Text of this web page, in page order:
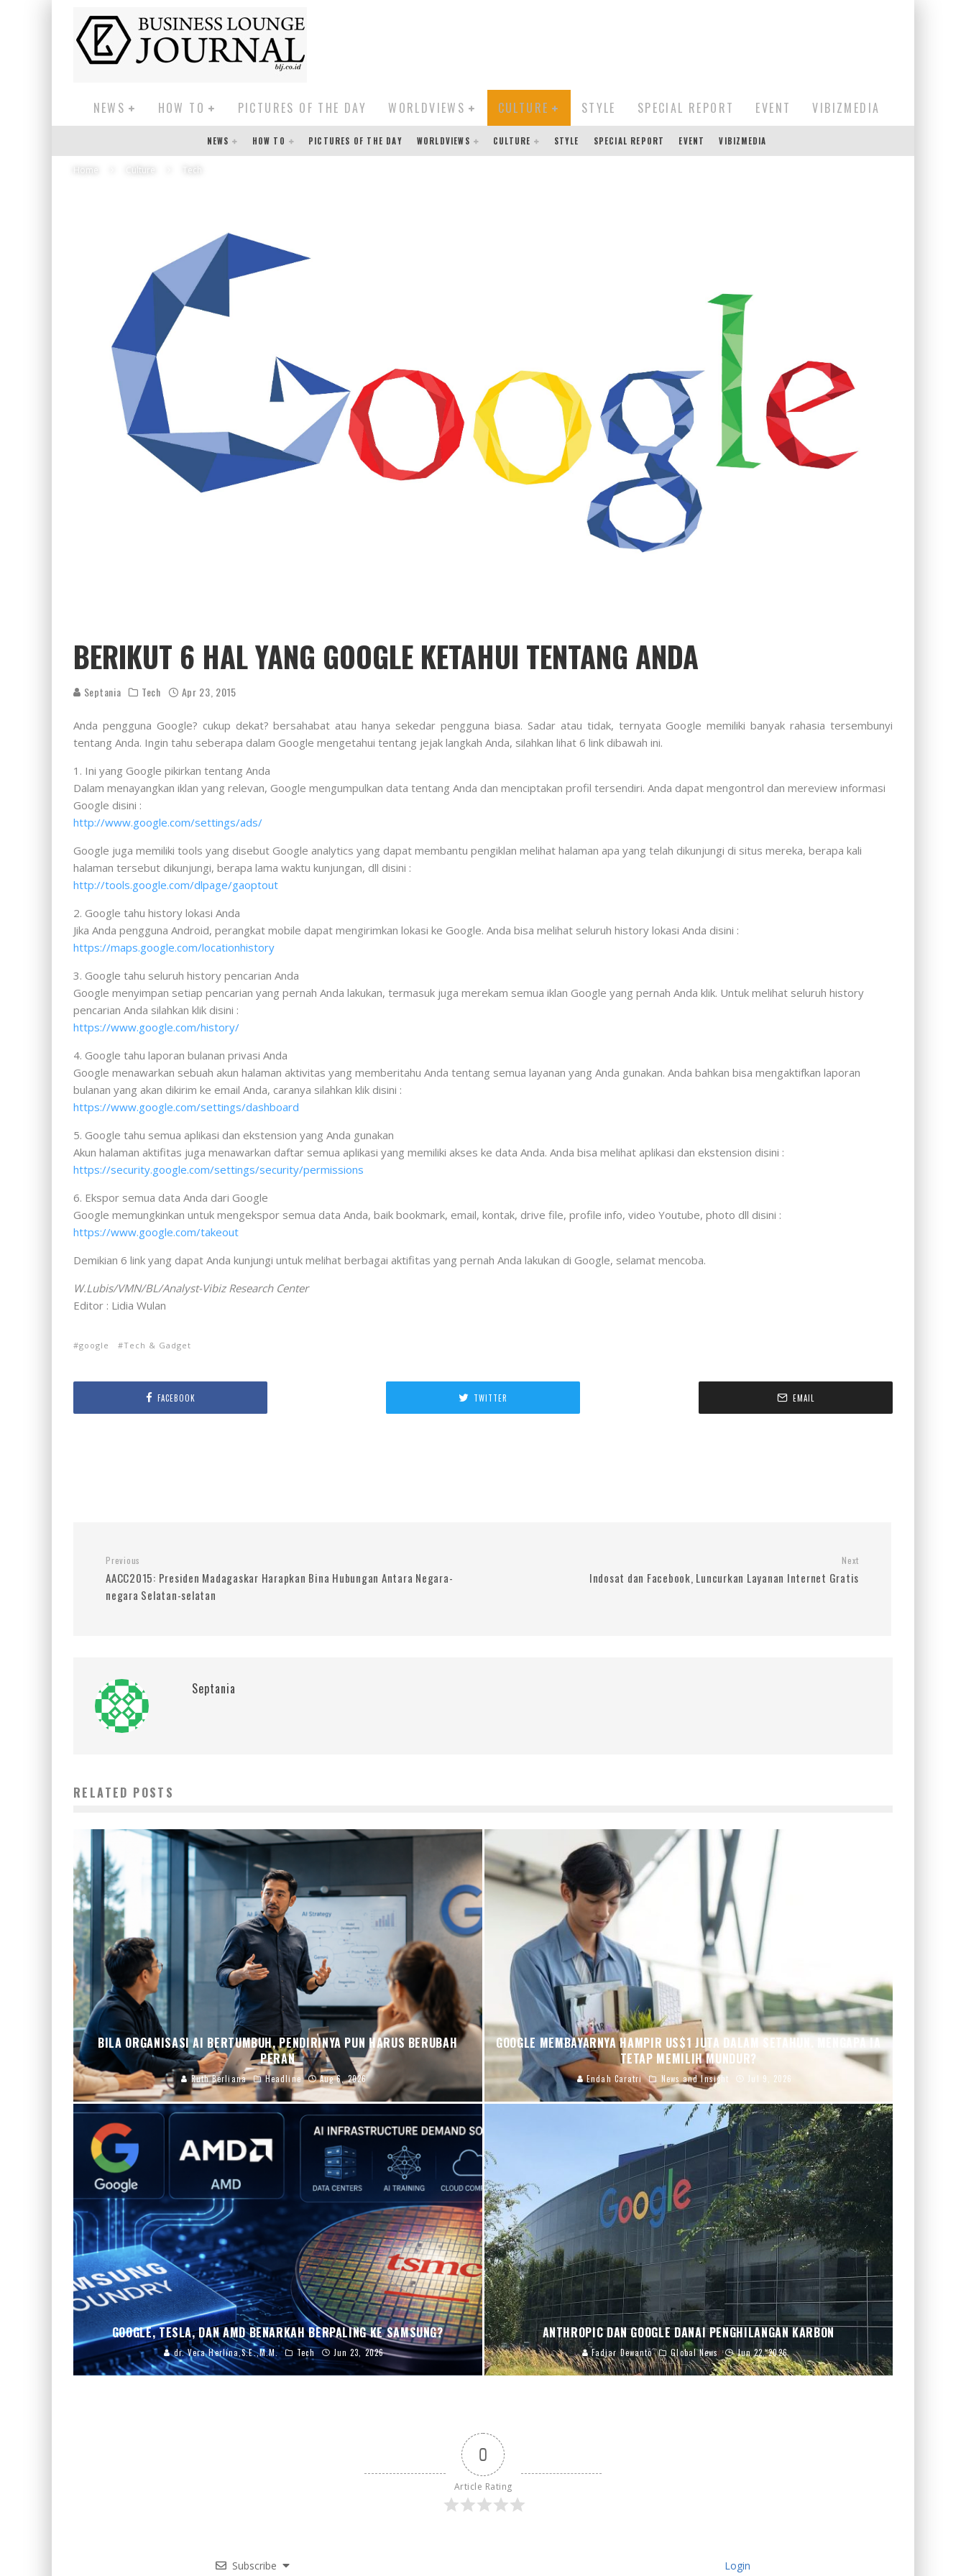
NEWS HOW TO PICTURES OF THE DAY WORLDVIEWS CULTURE STYLE SPECIAL REPORT EVENT VIBIZMEDIA
NEWS HOW TO PICTURES OF THE DAY WORLDVIEWS CULTURE STYLE SPECIAL REPORT EVENT VIBIZMEDIA
Home Culture Tech
BERIKUT 6 HAL YANG GOOGLE KETAHUI TENTANG ANDA
Septania Tech Apr 23, 2015
Anda pengguna Google? cukup dekat? bersahabat atau hanya sekedar pengguna biasa. Sadar atau tidak, ternyata Google memiliki banyak rahasia tersembunyi
tentang Anda. Ingin tahu seberapa dalam Google mengetahui tentang jejak langkah Anda, silahkan lihat 6 link dibawah ini.
1. Ini yang Google pikirkan tentang Anda
Dalam menayangkan iklan yang relevan, Google mengumpulkan data tentang Anda dan menciptakan profil tersendiri. Anda dapat mengontrol dan mereview informasi
Google disini :
http://www.google.com/settings/ads/
Google juga memiliki tools yang disebut Google analytics yang dapat membantu pengiklan melihat halaman apa yang telah dikunjungi di situs mereka, berapa kali
halaman tersebut dikunjungi, berapa lama waktu kunjungan, dll disini :
http://tools.google.com/dlpage/gaoptout
2. Google tahu history lokasi Anda
Jika Anda pengguna Android, perangkat mobile dapat mengirimkan lokasi ke Google. Anda bisa melihat seluruh history lokasi Anda disini :
https://maps.google.com/locationhistory
3. Google tahu seluruh history pencarian Anda
Google menyimpan setiap pencarian yang pernah Anda lakukan, termasuk juga merekam semua iklan Google yang pernah Anda klik. Untuk melihat seluruh history
pencarian Anda silahkan klik disini :
https://www.google.com/history/
4. Google tahu laporan bulanan privasi Anda
Google menawarkan sebuah akun halaman aktivitas yang memberitahu Anda tentang semua layanan yang Anda gunakan. Anda bahkan bisa mengaktifkan laporan
bulanan yang akan dikirim ke email Anda, caranya silahkan klik disini :
https://www.google.com/settings/dashboard
5. Google tahu semua aplikasi dan ekstension yang Anda gunakan
Akun halaman aktifitas juga menawarkan daftar semua aplikasi yang memiliki akses ke data Anda. Anda bisa melihat aplikasi dan ekstension disini :
https://security.google.com/settings/security/permissions
6. Ekspor semua data Anda dari Google
Google memungkinkan untuk mengekspor semua data Anda, baik bookmark, email, kontak, drive file, profile info, video Youtube, photo dll disini :
https://www.google.com/takeout
Demikian 6 link yang dapat Anda kunjungi untuk melihat berbagai aktifitas yang pernah Anda lakukan di Google, selamat mencoba.
W.Lubis/VMN/BL/Analyst-Vibiz Research Center
Editor : Lidia Wulan
google Tech & Gadget
FACEBOOK TWITTER EMAIL
Previous
AACC2015: Presiden Madagaskar Harapkan Bina Hubungan Antara Negara-
negara Selatan-selatan
Next
Indosat dan Facebook, Luncurkan Layanan Internet Gratis
Septania
RELATED POSTS
BILA ORGANISASI AI BERTUMBUH, PENDIRINYA PUN HARUS BERUBAH
PERAN
Ruth Berliana Headline Aug 6, 2026
GOOGLE MEMBAYARNYA HAMPIR US$1 JUTA DALAM SETAHUN. MENGAPA IA
TETAP MEMILIH MUNDUR?
Endah Caratri News and Insight Jul 9, 2026
GOOGLE, TESLA, DAN AMD BENARKAH BERPALING KE SAMSUNG?
dr. Vera Herlina,S.E.,M.M. Tech Jun 23, 2026
ANTHROPIC DAN GOOGLE DANAI PENGHILANGAN KARBON
Fadjar Dewanto Global News Jun 22, 2026
0
Article Rating
Subscribe Login